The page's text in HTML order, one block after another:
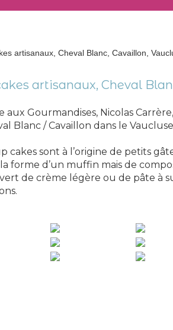
artisanaux, Cheval
aux Gourmandises, Nicolas
Blanc / Cavaillon dans le
cakes sont à l’origine de petits
forme d’un muffin mais de
de crème légère ou de pâte à